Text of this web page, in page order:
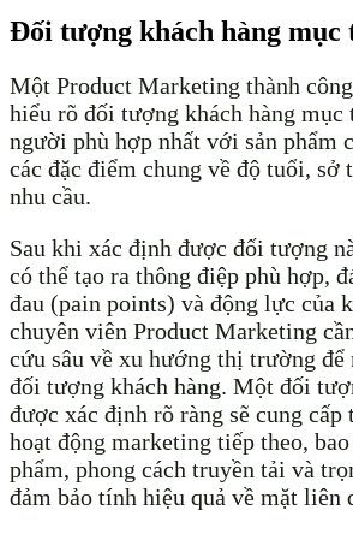
Đối tượng khách hàng mục
Một Product Marketing thành
hiểu rõ đối tượng khách hàng
người phù hợp nhất với sản phẩm
các đặc điểm chung về độ tuổi, sở
nhu cầu.
Sau khi xác định được đối tượng
có thể tạo ra thông điệp phù hợp,
đau (pain points) và động lực của
chuyên viên Product Marketing
cứu sâu về xu hướng thị trường để
đối tượng khách hàng. Một đối
được xác định rõ ràng sẽ cung cấp
hoạt động marketing tiếp theo,
phẩm, phong cách truyền tải và
đảm bảo tính hiệu quả về mặt liên